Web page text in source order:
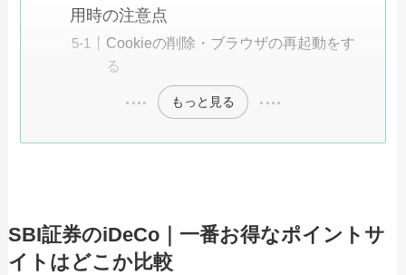
用時の注意点
Cookieの削除・ブラウザの再起動をす
る
もっと見る
SBI証券のiDeCo｜一番お得なポイントサ
イトはどこか比較